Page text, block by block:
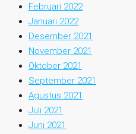
Februari 2022
Januari 2022
Desember 2021
November 2021
Oktober 2021
September 2021
Agustus 2021
Juli 2021
Juni 2021